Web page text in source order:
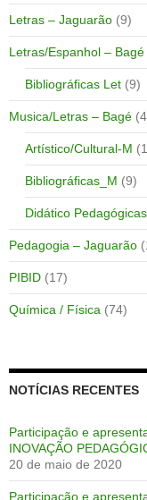
Letras – Jaguarão (9)
Letras/Espanhol – Bagé
Bibliográficas Let (9)
Musica/Letras – Bagé
Artístico/Cultural-M
Bibliográficas_M (9)
Didático
Pedagogia – Jaguarão
PIBID (17)
Química / Física (74)
NOTÍCIAS RECENTES
Participação e
INOVAÇÃO
20 de maio de 2020
Participação e